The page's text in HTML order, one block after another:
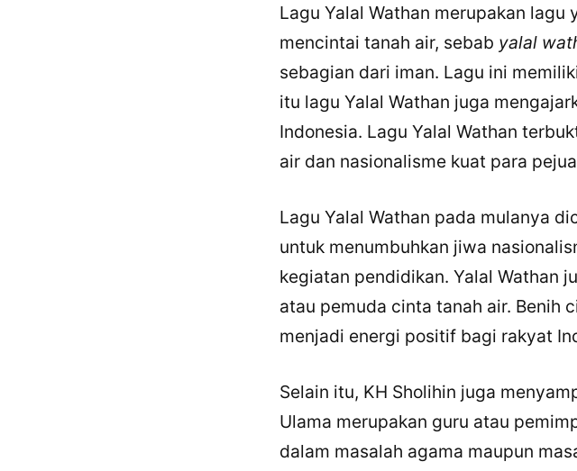
Lagu Yalal Wathan merupakan
mencintai tanah air, sebab yalal
sebagian dari iman. Lagu ini
itu lagu Yalal Wathan juga
Indonesia. Lagu Yalal Wathan
air dan nasionalisme kuat para
Lagu Yalal Wathan pada mulanya
untuk menumbuhkan jiwa
kegiatan pendidikan. Yalal Wathan
atau pemuda cinta tanah air. Benih
menjadi energi positif bagi rakyat
Selain itu, KH Sholihin juga
Ulama merupakan guru atau
dalam masalah agama maupun
Bagikan
WhatsApp
X / Twitter
Facebook
LinkedIn